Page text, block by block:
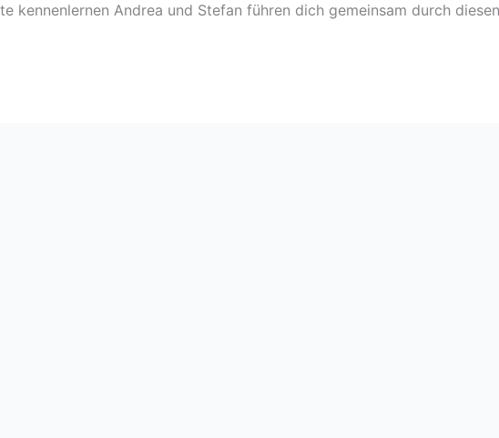
kennenlernen Andrea und Stefan führen dich gemeinsam durch